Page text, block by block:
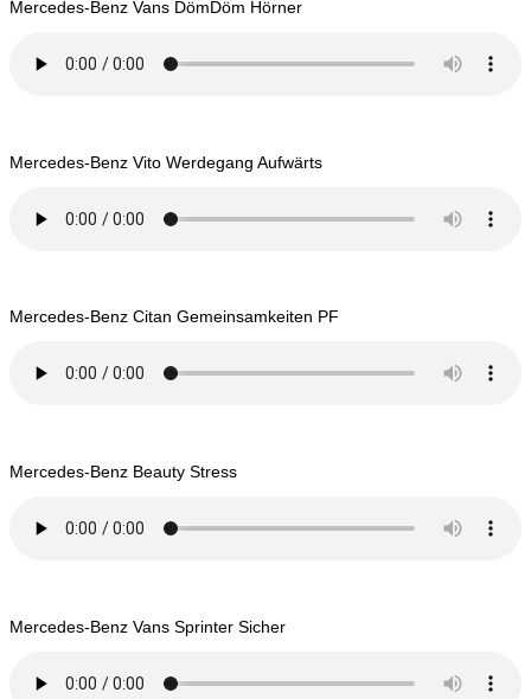
Mercedes-Benz Vans DömDöm Hörner
Mercedes-Benz Vito Werdegang Aufwärts
Mercedes-Benz Citan Gemeinsamkeiten PF
Mercedes-Benz Beauty Stress
Mercedes-Benz Vans Sprinter Sicher